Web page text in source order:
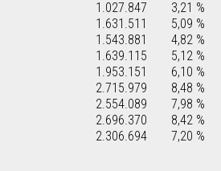
1.027.847
3,21 %
1.631.511
5,09 %
1.543.881
4,82 %
1.639.115
5,12 %
1.953.151
6,10 %
2.715.979
8,48 %
2.554.089
7,98 %
2.696.370
8,42 %
2.306.694 7,20 %